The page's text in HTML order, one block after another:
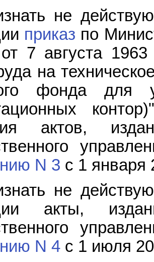
не
приказ по
7 августа
на
фонда для
актов,
N 3 с 1 января
не
акты,
N 4 с 1 июля